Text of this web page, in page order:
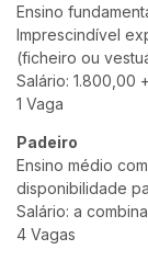
Ensino
Imprescindível
(ficheiro ou
Salário: 1.800,00
1 Vaga
Padeiro
Ensino médio
disponibilidade
Salário: a
4 Vagas